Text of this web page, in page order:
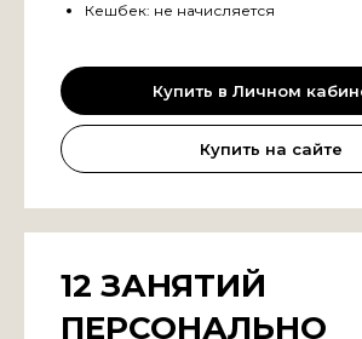
Кешбек: не начисляется
Купить в Личном
Купить на сайте
12 ЗАНЯТИЙ
ПЕРСОНАЛЬНО